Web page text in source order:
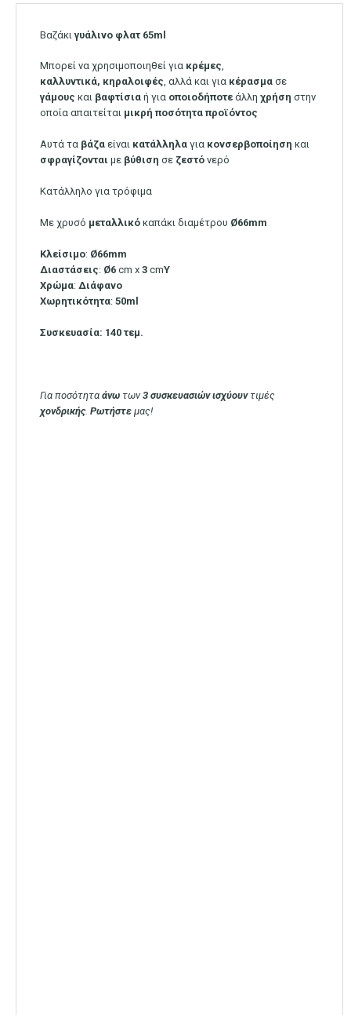
Βαζάκιγυάλινο φλατ 65ml
Μπορεί να χρησιμοποιηθεί για κρέμες,
καλλυντικά, κηραλοιφές, αλλά και για κέρασμα σε
γάμους και βαφτίσια ή για οποιοδήποτε άλλη χρήση στην
οποία απαιτείται μικρή ποσότητα προϊόντος
Αυτά τα βάζα είναι κατάλληλα για κονσερβοποίηση και
σφραγίζονται με βύθιση σε ζεστό νερό
Κατάλληλο για τρόφιμα
Με χρυσό μεταλλικό καπάκι διαμέτρου Ø66mm
Κλείσιμο: Ø66mm
Διαστάσεις: Ø6 cm x 3 cmΥ
Χρώμα: Διάφανο
Χωρητικότητα: 50ml
Συσκευασία: 140 τεμ.
Για ποσότητα άνω των3 συσκευασιών ισχύουντιμές
χονδρικής. Ρωτήστε μας!